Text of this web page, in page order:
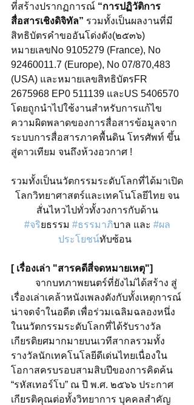
ที่สร้างปรากฏการณ์ “การปฏิวัติการ
สื่อสารเชิงดิจิทัล” รวมทั้งเป็นผลงานที่มี
สิทธิบัตรคำขออันโด่งดัง(๒๕๓๖)
หมายเลขNo 9105279 (France), No
92460011.7 (Europe), No 07/870,483
(USA) และหมายเลขสิทธิบัตรFR
2675968 EP0 511139 และUS 5406570
โดยถูกนำไปใช้งานสำหรับการแก้ไข
ความผิดพลาดของการสื่อสารข้อมูลจาก
ระบบการสื่อสารภาคพื้นดิน โทรศัพท์ ขึ้น
สู่ดาวเทียม จนถึงห้วงอวกาศ !
รวมทั้งเป็นนวัตกรรมระดับโลกที่ได้มาเปิด
โลกวิทยาศาสตร์และเทคโนโลยีไทย จน
สั่นไหวไปทั่วทั้งวงการกับด้าน
#จริยธรรม #ธรรมาภิบาล และ #ผล
ประโยชน์ทับซ้อน
[ เรื่องเล่า "สารคดีสี่จดหมายเหตุ"]
เรื่องเล่าเคล้าหนังเพลงดังกับทั้งเหตุการณ์
น่าจดจำในอดีต เพื่อร่วมเฉลิมฉลองหนึ่ง
ในนวัตกรรมระดับโลกที่ได้รับรางวัล
เกียรติยศมากมายบนเวทีสากลรวมทั้ง
รางวัลนักเทคโนโลยีดีเด่นไทยเนื่องใน
โอกาสครบรอบสามสิบปีของการคิดค้น
“รหัสเทอร์โบ” ณ ปี พ.ศ. ๒๕๖๖ ประกาศ
เกียรติคุณต่อทั้งวิทยาการ บุคคลสำคัญ